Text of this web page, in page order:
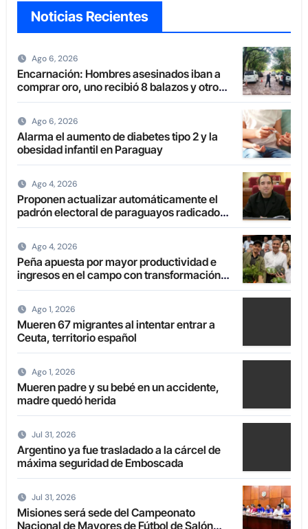
Noticias Recientes
Ago 6, 2026
Encarnación: Hombres asesinados iban a
comprar oro, uno recibió 8 balazos y otro
uno en la boca
Ago 6, 2026
Alarma el aumento de diabetes tipo 2 y la
obesidad infantil en Paraguay
Ago 4, 2026
Proponen actualizar automáticamente el
padrón electoral de paraguayos radicados
en el extranjero
Ago 4, 2026
Peña apuesta por mayor productividad e
ingresos en el campo con transformación
de la agricultura familiar
Ago 1, 2026
Mueren 67 migrantes al intentar entrar a
Ceuta, territorio español
Ago 1, 2026
Mueren padre y su bebé en un accidente,
madre quedó herida
Jul 31, 2026
Argentino ya fue trasladado a la cárcel de
máxima seguridad de Emboscada
Jul 31, 2026
Misiones será sede del Campeonato
Nacional de Mayores de Fútbol de Salón